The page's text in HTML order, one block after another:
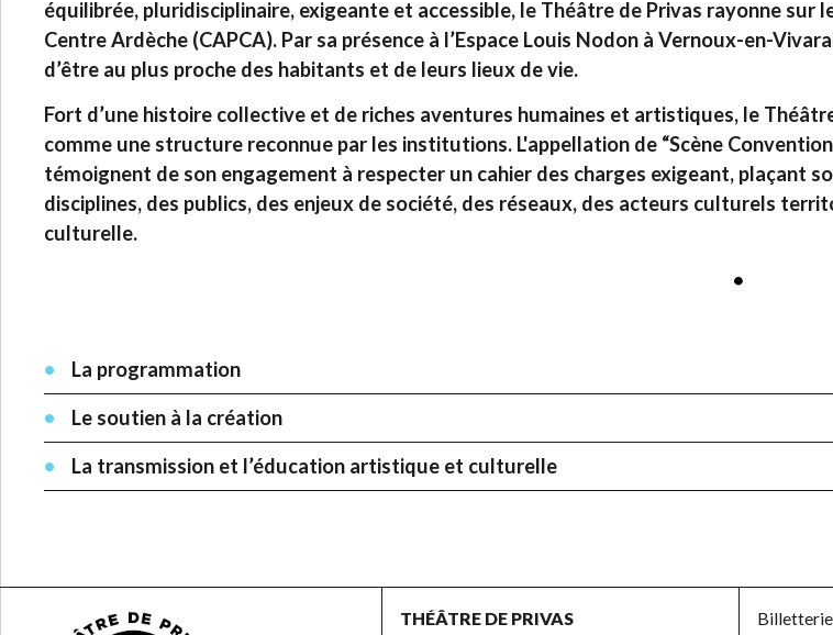
équilibrée, pluridisciplinaire, exigeante et accessible, le Théâtre de Privas rayonne
Centre Ardèche (CAPCA). Par sa présence à l’Espace Louis Nodon à Vernoux-en-
d’être au plus proche des habitants et de leurs lieux de vie.
Fort d’une histoire collective et de riches aventures humaines et artistiques, le
comme une structure reconnue par les institutions. L'appellation de “Scène
témoignent de son engagement à respecter un cahier des charges exigeant, plaçant
disciplines, des publics, des enjeux de société, des réseaux, des acteurs culturels
culturelle.
La programmation
Le soutien à la création
La transmission et l’éducation artistique et culturelle
THÉÂTRE DE PRIVAS
Billetterie